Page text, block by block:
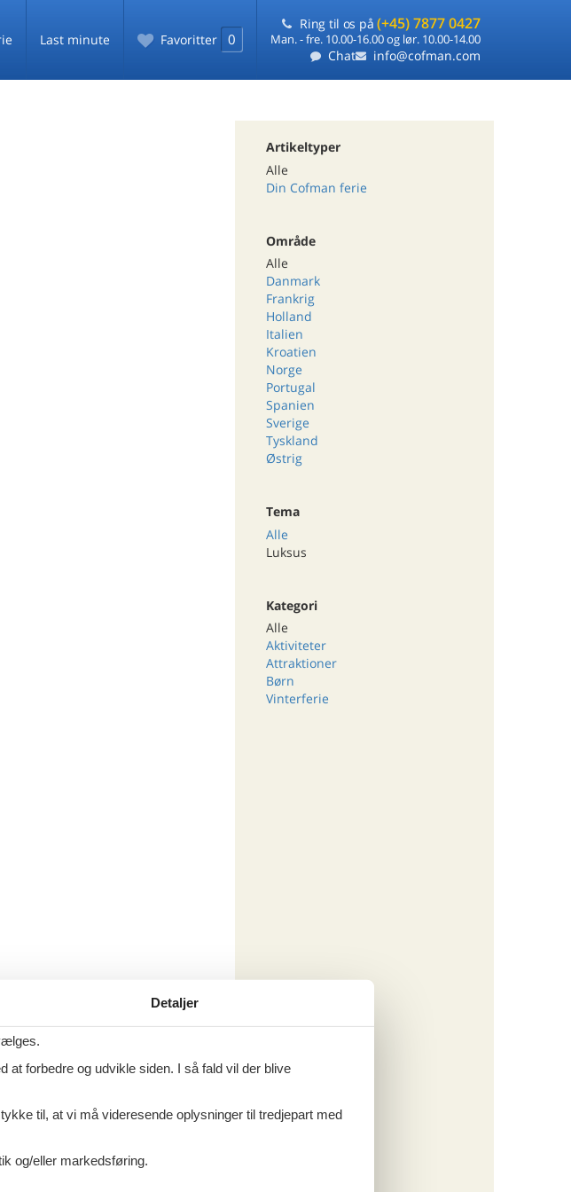
Last minute Favoritter 0
Ring til os på (+45) 7877 0427
Man. - fre. 10.00-16.00 og lør. 10.00-14.00
Chat info@cofman.com
Artikeltyper
Alle
Din Cofman ferie
Område
Alle
Danmark
Frankrig
Holland
Italien
Kroatien
Norge
Portugal
Spanien
Sverige
Tyskland
Østrig
Tema
Alle
Luksus
Kategori
Alle
Aktiviteter
Attraktioner
Børn
Vinterferie
Detaljer
forbedre og udvikle siden. I så fald vil der blive
til, at vi må videresende oplysninger til tredjepart med
og/eller markedsføring.